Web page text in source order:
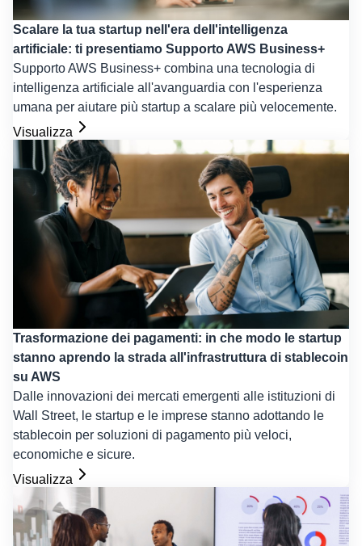
Scalare la tua startup nell'era dell'intelligenza
artificiale: ti presentiamo Supporto AWS Business+
Supporto AWS Business+ combina una tecnologia di
intelligenza artificiale all'avanguardia con l'esperienza
umana per aiutare più startup a scalare più velocemente.
Visualizza
Trasformazione dei pagamenti: in che modo le startup
stanno aprendo la strada all'infrastruttura di stablecoin
su AWS
Dalle innovazioni dei mercati emergenti alle istituzioni di
Wall Street, le startup e le imprese stanno adottando le
stablecoin per soluzioni di pagamento più veloci,
economiche e sicure.
Visualizza